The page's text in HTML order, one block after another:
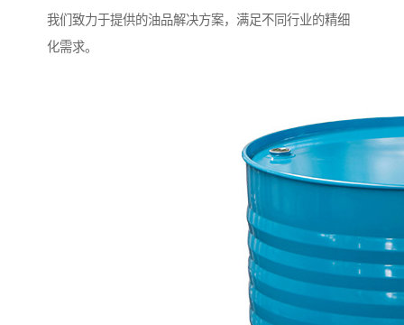
我们致力于提供的油品解决方案，满足不同行业的精细
化需求。